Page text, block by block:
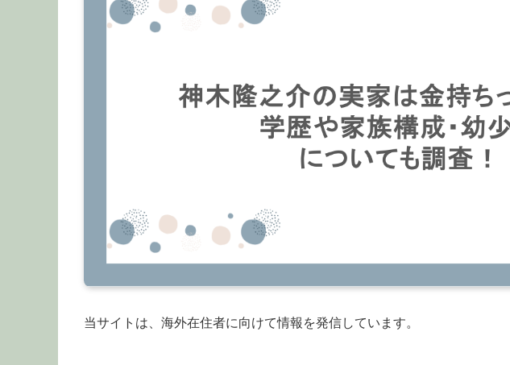
当サイトは、海外在住者に向けて情報を発信しています。